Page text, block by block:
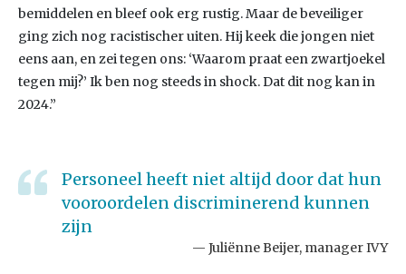
bemiddelen en bleef ook erg rustig. Maar de beveiliger
ging zich nog racistischer uiten. Hij keek die jongen niet
eens aan, en zei tegen ons: ‘Waarom praat een zwartjoekel
tegen mij?’ Ik ben nog steeds in shock. Dat dit nog kan in
2024.”
Personeel heeft niet altijd door dat hun
vooroordelen discriminerend kunnen
zijn
Juliënne Beijer, manager IVY